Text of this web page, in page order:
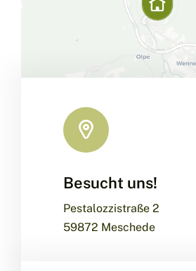
Leaflet |Map data ©OpenStreetMap
Besucht uns!
Pestalozzistraße 2
59872 Meschede